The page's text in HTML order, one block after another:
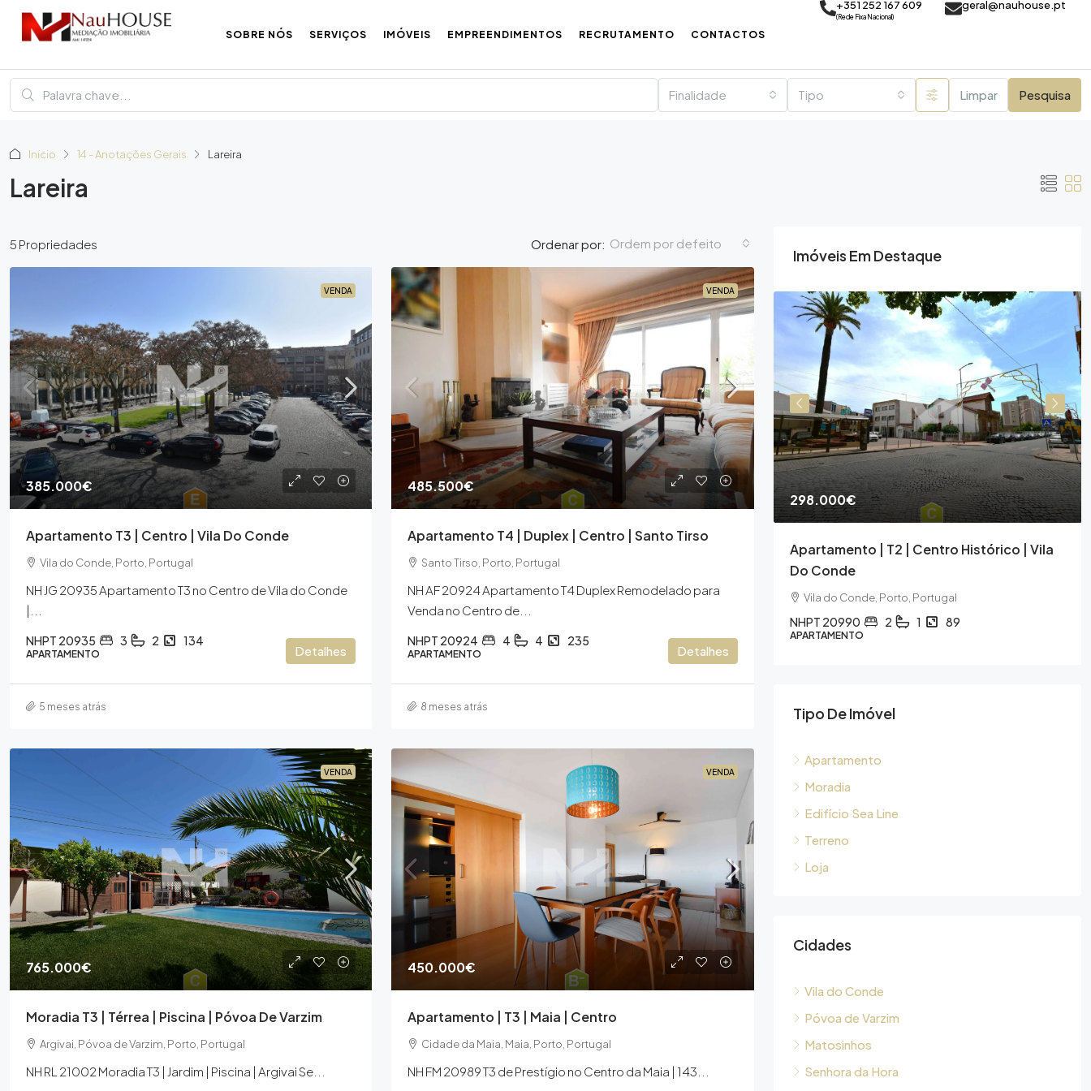
SOBRE NÓS SERVIÇOS IMÓVEIS EMPREENDIMENTOS RECRUTAMENTO CONTACTOS
+351 252 167 609
(Rede Fixa Nacional)
geral@nauhouse.pt
Finalidade Tipo Limpar Pesquisa
Início 14 - Anotações Gerais Lareira
Lareira
5 Propriedades Ordenar por: Ordem por defeito
VENDA
385.000€
Apartamento T3 | Centro | Vila Do Conde
Vila do Conde, Porto, Portugal
NH JG 20935 Apartamento T3 no Centro de Vila do Conde
|...
NHPT 20935 3 2 134
APARTAMENTO Detalhes
5 meses atrás
VENDA
485.500€
Apartamento T4 | Duplex | Centro | Santo Tirso
Santo Tirso, Porto, Portugal
NH AF 20924 Apartamento T4 Duplex Remodelado para
Venda no Centro de...
NHPT 20924 4 4 235
APARTAMENTO Detalhes
8 meses atrás
VENDA
765.000€
Moradia T3 | Térrea | Piscina | Póvoa De Varzim
Argivai, Póvoa de Varzim, Porto, Portugal
NH RL 21002 Moradia T3 | Jardim | Piscina | Argivai Se...
VENDA
450.000€
Apartamento | T3 | Maia | Centro
Cidade da Maia, Maia, Porto, Portugal
NH FM 20989 T3 de Prestígio no Centro da Maia | 143...
Imóveis Em Destaque
485.500€
Tirso
Santo Tirso, Porto, Portugal
APARTAMENTO
590.000€
NHPT 20991
MORADIA
298.000€
Apartamento | T2 | Centro Histórico | Vila
Do Conde
Vila do Conde, Porto, Portugal
NHPT 20990 2 1 89
APARTAMENTO
Tipo De Imóvel
Apartamento
Moradia
Edifício Sea Line
Terreno
Loja
Cidades
Vila do Conde
Póvoa de Varzim
Matosinhos
Senhora da Hora